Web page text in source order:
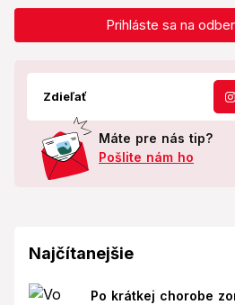
Prihláste sa na
Zdieľať
Máte pre nás tip?
Pošlite nám ho
Najčítanejšie
Po krátkej chorobe